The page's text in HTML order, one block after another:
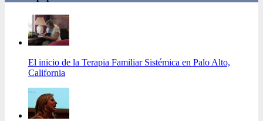
El inicio de la Terapia Familiar Sistémica en Palo Alto,
California